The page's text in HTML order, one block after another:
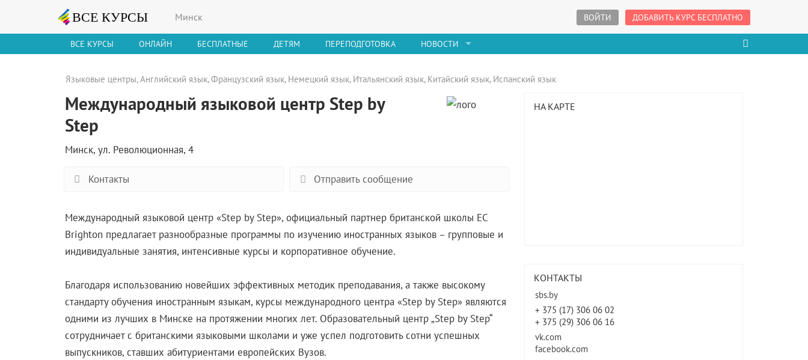
Минск ВОЙТИ ДОБАВИТЬ КУРС БЕСПЛАТНО
ВСЕ КУРСЫ ОНЛАЙН БЕСПЛАТНЫЕ ДЕТЯМ ПЕРЕПОДГОТОВКА НОВОСТИ
Языковые центры,Английский язык,Французский язык, Немецкий язык, Итальянский язык, Китайский язык, Испанский язык
Международный языковой центр Step by
Step
Минск, ул. Революционная, 4
Контакты Отправить сообщение
Международный языковой центр «Step by Step», официальный партнер британской школы EC
Brighton предлагает разнообразные программы по изучению иностранных языков – групповые и
индивидуальные занятия, интенсивные курсы и корпоративное обучение.
Благодаря использованию новейших эффективных методик преподавания, а также высокому
стандарту обучения иностранным языкам, курсы международного центра «Step by Step» являются
одними из лучших в Минске на протяжении многих лет. Образовательный центр „Step by Step“
сотрудничает с британскими языковыми школами и уже успел подготовить сотни успешных
выпускников, ставших абитуриентами европейских Вузов.
НА КАРТЕ
КОНТАКТЫ
sbs.by
+ 375 (17) 306 06 02
+ 375 (29) 306 06 16
vk.com
facebook.com